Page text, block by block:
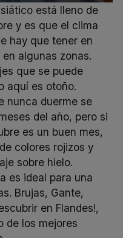
está lleno de
y es que el clima
hay que tener en
algunas zonas.
que se puede
aquí es otoño.
nunca duerme se
del año, pero si
es un buen mes,
colores rojizos y
sobre hielo.
es ideal para una
Brujas, Gante,
en Flandes!,
de los mejores